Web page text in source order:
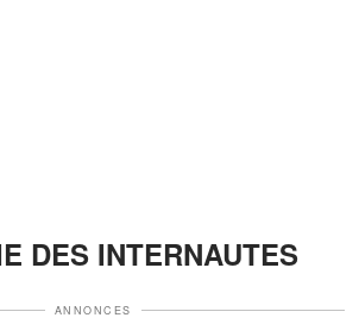
DES INTERNAUTES
ANNONCES